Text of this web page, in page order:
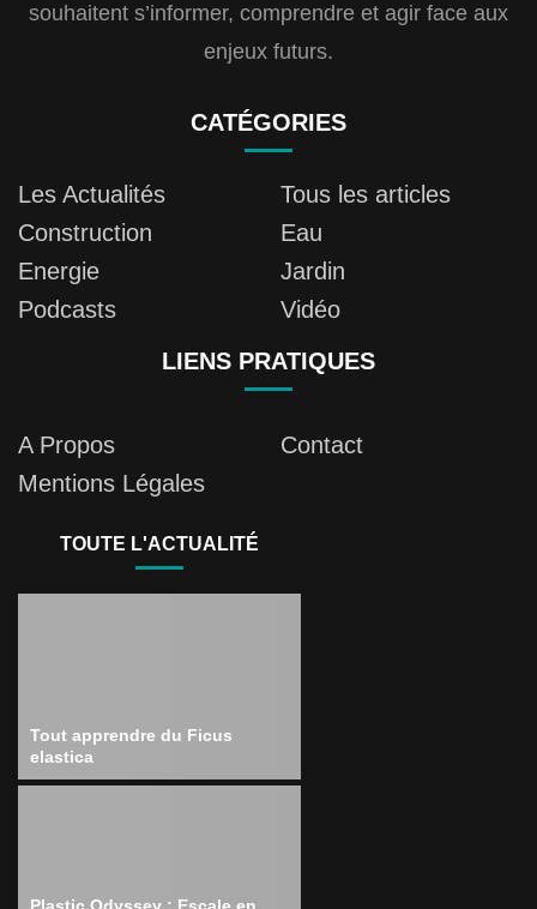
souhaitent s’informer, comprendre et agir face aux
enjeux futurs.
CATÉGORIES
Les Actualités
Tous les articles
Construction
Eau
Energie
Jardin
Podcasts
Vidéo
LIENS PRATIQUES
A Propos
Contact
Mentions Légales
TOUTE L'ACTUALITÉ
Tout apprendre du Ficus
elastica
Plastic Odyssey : Escale en